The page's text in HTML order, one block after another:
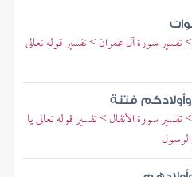
> تفسير سورة آل عمران > تفسير قوله تعالى
وأولادكم فتنة
> تفسير سورة الأنفال > تفسير قوله تعالى يا